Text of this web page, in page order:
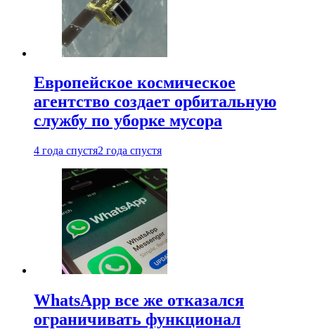
Европейское космическое
агентство создает орбитальную
службу по уборке мусора
4 года спустя2 года спустя
WhatsApp все же отказался
ограничивать функционал